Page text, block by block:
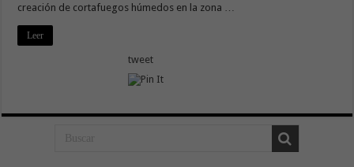
creación de cortafuegos húmedos en la zona …
Leer
tweet